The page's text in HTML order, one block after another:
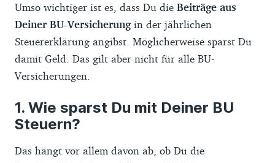
Umso wichtiger ist es, dass Du die Beiträge aus
Deiner BU-Versicherungin der jährlichen
Steuererklärung angibst. Möglicherweise sparst Du
damit Geld. Das gilt aber nicht für alle BU-
Versicherungen.
Wie sparst Du mit Deiner BU
Steuern?
Das hängt vor allem davon ab, ob Du die